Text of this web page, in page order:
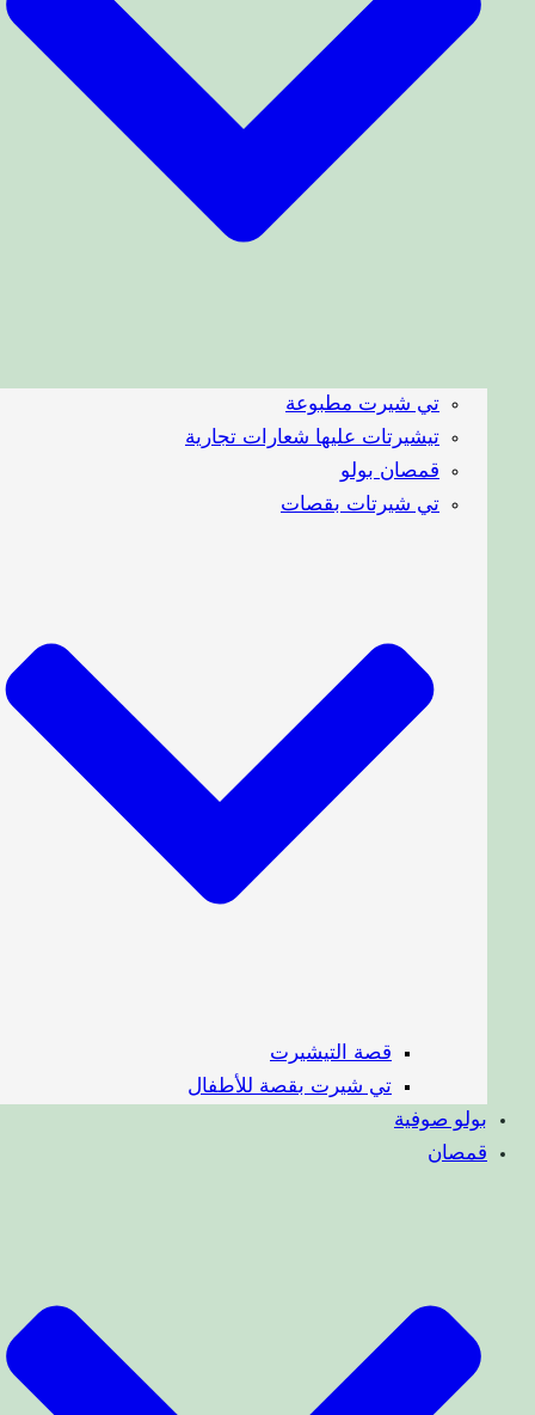
تي شيرت مطبوعة
تيشيرتات عليها شعارات تجارية
قمصان بولو
تي شيرتات بقصات
قصة التيشيرت
تي شيرت بقصة للأطفال
بولو صوفية
قمصان